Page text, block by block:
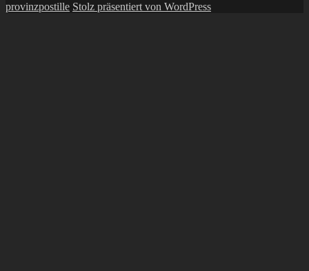
provinzpostille Stolz präsentiert von WordPress